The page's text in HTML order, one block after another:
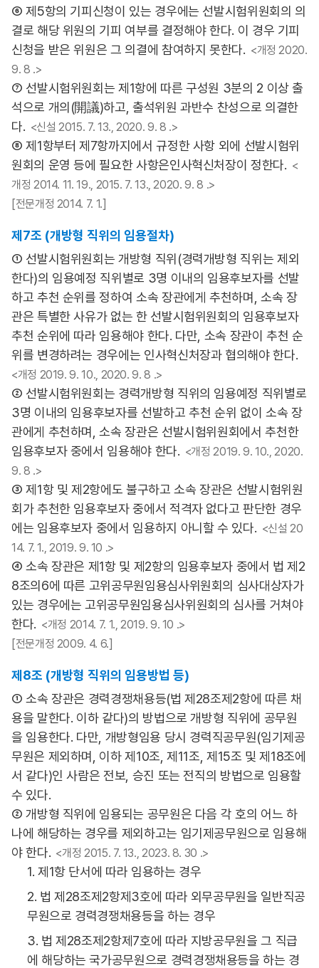
⑥ 제5항의 기피신청이 있는 경우에는 선발시험위원회의 의
결로 해당 위원의 기피 여부를 결정해야 한다. 이 경우 기피
신청을 받은 위원은 그 의결에 참여하지 못한다. <개정 2020.
9. 8 .>
⑦ 선발시험위원회는 제1항에 따른 구성원 3분의 2 이상 출
석으로 개의(開議)하고, 출석위원 과반수 찬성으로 의결한
다. <신설 2015. 7. 13., 2020. 9. 8 .>
⑧ 제1항부터 제7항까지에서 규정한 사항 외에 선발시험위
원회의 운영 등에 필요한 사항은인사혁신처장이 정한다. <
개정 2014. 11. 19., 2015. 7. 13., 2020. 9. 8 .>
[전문개정 2014. 7. 1.]
제7조 (개방형 직위의 임용절차)
① 선발시험위원회는 개방형 직위(경력개방형 직위는 제외
한다)의 임용예정 직위별로 3명 이내의 임용후보자를 선발
하고 추천 순위를 정하여 소속 장관에게 추천하며, 소속 장
관은 특별한 사유가 없는 한 선발시험위원회의 임용후보자
추천 순위에 따라 임용해야 한다. 다만, 소속 장관이 추천 순
위를 변경하려는 경우에는 인사혁신처장과 협의해야 한다.
<개정 2019. 9. 10., 2020. 9. 8 .>
② 선발시험위원회는 경력개방형 직위의 임용예정 직위별로
3명 이내의 임용후보자를 선발하고 추천 순위 없이 소속 장
관에게 추천하며, 소속 장관은 선발시험위원회에서 추천한
임용후보자 중에서 임용해야 한다. <개정 2019. 9. 10., 2020.
9. 8 .>
③ 제1항 및 제2항에도 불구하고 소속 장관은 선발시험위원
회가 추천한 임용후보자 중에서 적격자 없다고 판단한 경우
에는 임용후보자 중에서 임용하지 아니할 수 있다. <신설 20
14. 7. 1., 2019. 9. 10 .>
④ 소속 장관은 제1항 및 제2항의 임용후보자 중에서 법 제2
8조의6에 따른 고위공무원임용심사위원회의 심사대상자가
있는 경우에는 고위공무원임용심사위원회의 심사를 거쳐야
한다. <개정 2014. 7. 1., 2019. 9. 10 .>
[전문개정 2009. 4. 6.]
제8조 (개방형 직위의 임용방법 등)
① 소속 장관은 경력경쟁채용등(법 제28조제2항에 따른 채
용을 말한다. 이하 같다)의 방법으로 개방형 직위에 공무원
을 임용한다. 다만, 개방형임용 당시 경력직공무원(임기제공
무원은 제외하며, 이하 제10조, 제11조, 제15조 및 제18조에
서 같다)인 사람은 전보, 승진 또는 전직의 방법으로 임용할
수 있다.
② 개방형 직위에 임용되는 공무원은 다음 각 호의 어느 하
나에 해당하는 경우를 제외하고는 임기제공무원으로 임용해
야 한다. <개정 2015. 7. 13., 2023. 8. 30 .>
1. 제1항 단서에 따라 임용하는 경우
2. 법 제28조제2항제3호에 따라 외무공무원을 일반직공
무원으로 경력경쟁채용등을 하는 경우
3. 법 제28조제2항제7호에 따라 지방공무원을 그 직급
에 해당하는 국가공무원으로 경력경쟁채용등을 하는 경